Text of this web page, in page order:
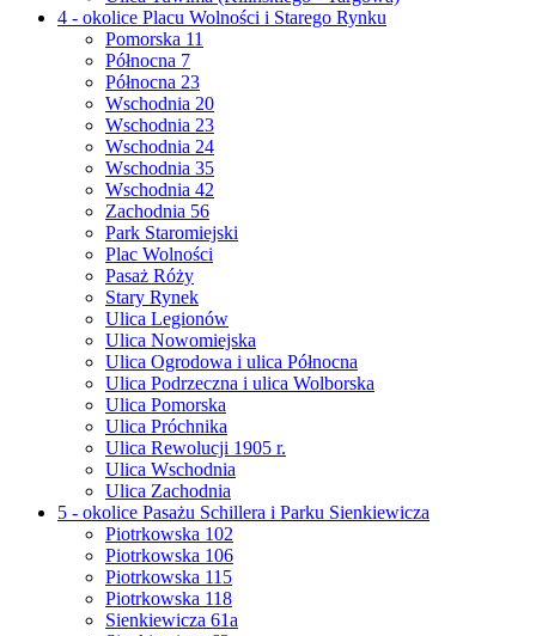
4 - okolice Placu Wolności i Starego Rynku
Pomorska 11
Północna 7
Północna 23
Wschodnia 20
Wschodnia 23
Wschodnia 24
Wschodnia 35
Wschodnia 42
Zachodnia 56
Park Staromiejski
Plac Wolności
Pasaż Róży
Stary Rynek
Ulica Legionów
Ulica Nowomiejska
Ulica Ogrodowa i ulica Północna
Ulica Podrzeczna i ulica Wolborska
Ulica Pomorska
Ulica Próchnika
Ulica Rewolucji 1905 r.
Ulica Wschodnia
Ulica Zachodnia
5 - okolice Pasażu Schillera i Parku Sienkiewicza
Piotrkowska 102
Piotrkowska 106
Piotrkowska 115
Piotrkowska 118
Sienkiewicza 61a